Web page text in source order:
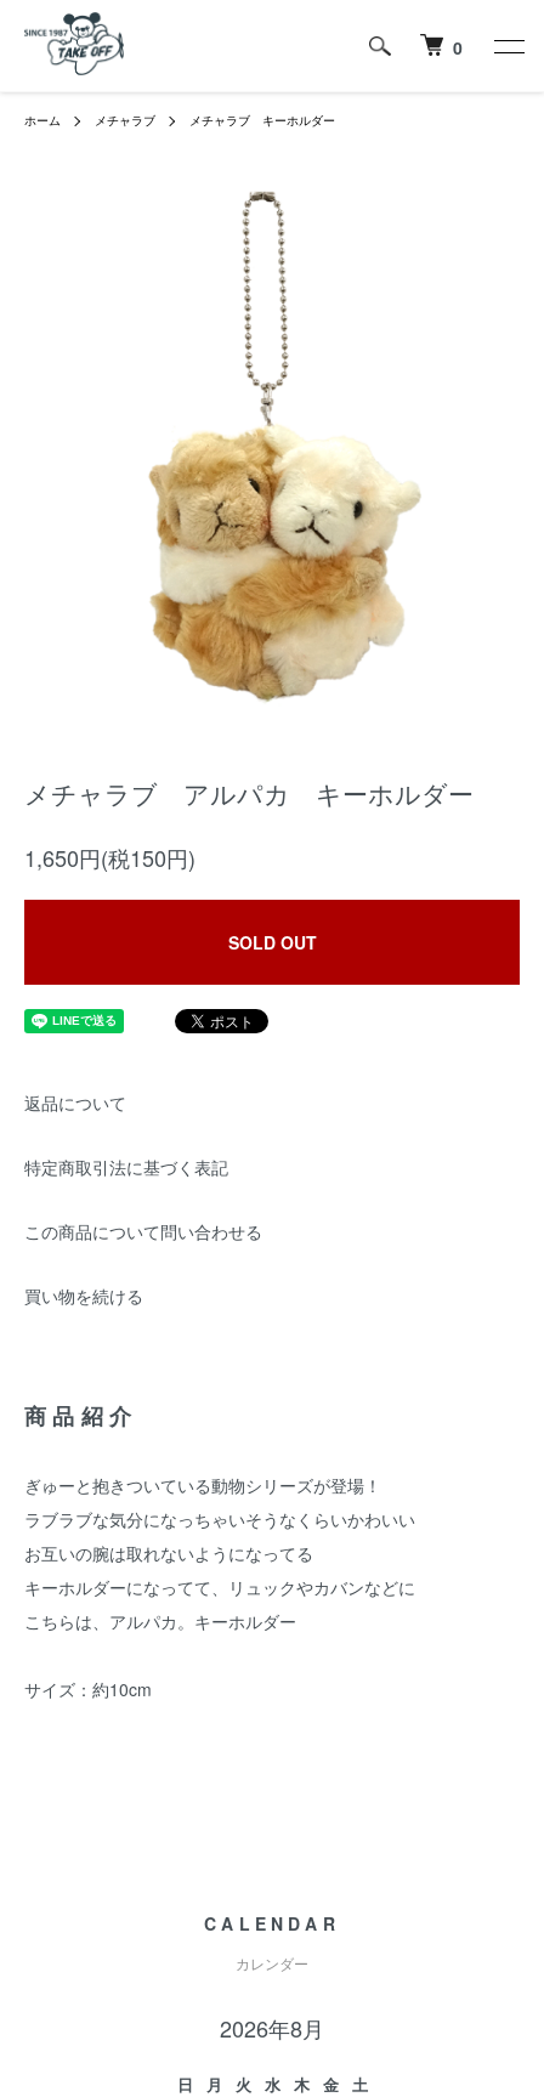
0
ホーム メチャラブ メチャラブ キーホルダー
メチャラブ アルパカ キーホルダー
1,650円(税150円)
SOLD OUT
返品について
特定商取引法に基づく表記
この商品について問い合わせる
買い物を続ける
商品紹介
ぎゅーと抱きついている動物シリーズが登場！
ラブラブな気分になっちゃいそうなくらいかわいい
お互いの腕は取れないようになってる
キーホルダーになってて、リュックやカバンなどに
こちらは、アルパカ。キーホルダー
サイズ：約10cm
CALENDAR
カレンダー
2026年8月
日 月 火 水 木 金
土